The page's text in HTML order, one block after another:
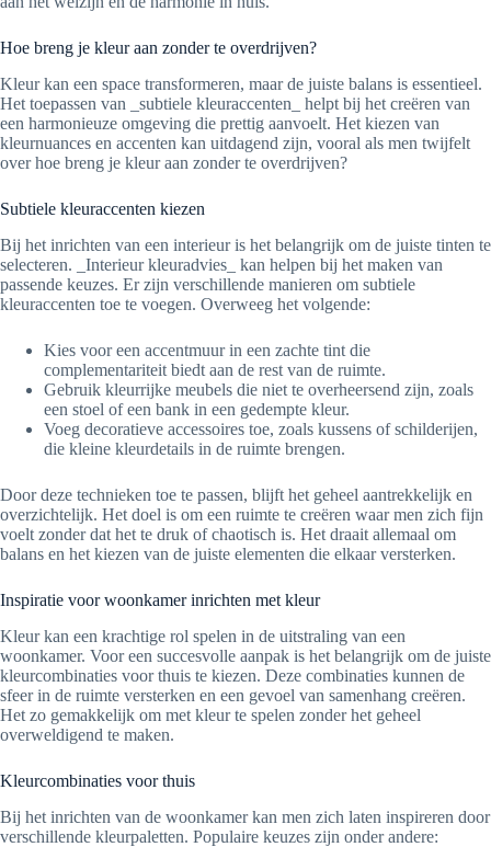
Hoe breng je kleur aan zonder te overdrijven?
Kleur kan een space transformeren, maar de juiste balans is essentieel.
Het toepassen van _subtiele kleuraccenten_ helpt bij het creëren van
een harmonieuze omgeving die prettig aanvoelt. Het kiezen van
kleurnuances en accenten kan uitdagend zijn, vooral als men twijfelt
over hoe breng je kleur aan zonder te overdrijven?
Subtiele kleuraccenten kiezen
Bij het inrichten van een interieur is het belangrijk om de juiste tinten te
selecteren. _Interieur kleuradvies_ kan helpen bij het maken van
passende keuzes. Er zijn verschillende manieren om subtiele
kleuraccenten toe te voegen. Overweeg het volgende:
Kies voor een accentmuur in een zachte tint die
complementariteit biedt aan de rest van de ruimte.
Gebruik kleurrijke meubels die niet te overheersend zijn, zoals
een stoel of een bank in een gedempte kleur.
Voeg decoratieve accessoires toe, zoals kussens of schilderijen,
die kleine kleurdetails in de ruimte brengen.
Door deze technieken toe te passen, blijft het geheel aantrekkelijk en
overzichtelijk. Het doel is om een ruimte te creëren waar men zich fijn
voelt zonder dat het te druk of chaotisch is. Het draait allemaal om
balans en het kiezen van de juiste elementen die elkaar versterken.
Inspiratie voor woonkamer inrichten met kleur
Kleur kan een krachtige rol spelen in de uitstraling van een
woonkamer. Voor een succesvolle aanpak is het belangrijk om de juiste
kleurcombinaties voor thuis te kiezen. Deze combinaties kunnen de
sfeer in de ruimte versterken en een gevoel van samenhang creëren.
Het zo gemakkelijk om met kleur te spelen zonder het geheel
overweldigend te maken.
Kleurcombinaties voor thuis
Bij het inrichten van de woonkamer kan men zich laten inspireren door
verschillende kleurpaletten. Populaire keuzes zijn onder andere: